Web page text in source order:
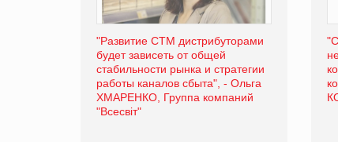
"Развитие СТМ дистрибуторами
будет зависеть от общей
стабильности рынка и стратегии
работы каналов сбыта", - Ольга
ХМАРЕНКО, Группа компаний
"Всесвіт"